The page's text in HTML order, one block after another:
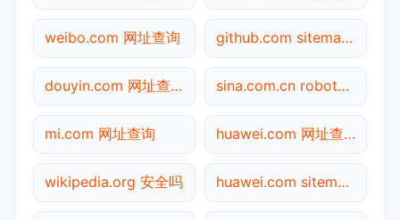
weibo.com 网址查询 github.com sitemap.xml检测
douyin.com 网址查询 sina.com.cn robots.txt检测
mi.com 网址查询 huawei.com 网址查询
wikipedia.org 安全吗 huawei.com sitemap.xml检测